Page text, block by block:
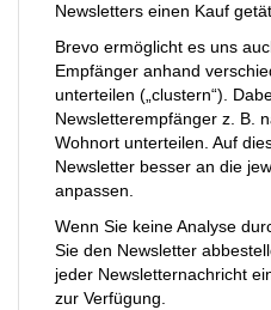
Newsletters einen Kauf
Brevo ermöglicht es uns
Empfänger anhand
unterteilen („clustern“).
Newsletterempfänger z. B.
Wohnort unterteilen. Auf
Newsletter besser an die
anpassen.
Wenn Sie keine Analyse
Sie den Newsletter
jeder Newsletternachricht
zur Verfügung.